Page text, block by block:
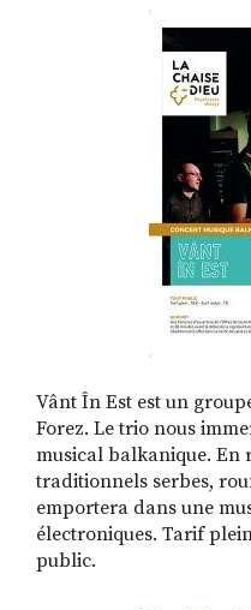
Vânt În Est est un
Forez. Le trio nous
musical balkanique. En
traditionnels serbes,
emportera dans une
électroniques. Tarif
public.